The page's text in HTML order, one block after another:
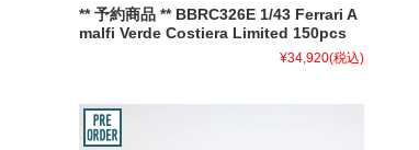
** 予約商品 ** BBRC326E 1/43 Ferrari A
malfi Verde Costiera Limited 150pcs
¥34,920(税込)